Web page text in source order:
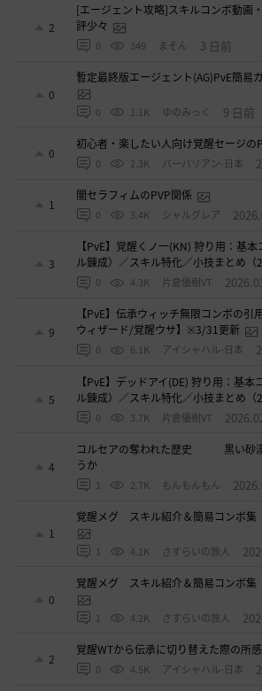
2
[エージェント攻略]スキルコンボ動画
評少々
0 349 まそん 3 日前
0
暫定最終版エージェント(AG)PvE簡易
0 1.1K ゆのみっく 9 日前
0
初心者・楽したい人向け覚醒セージの
0 2.3K バ一バリアン-日本
1
闇セラフィムのPVP関係
0 3.4K シャルグレア
3
【PvE】覚醒くノ一(KN) 狩り用：基
ル錬成）／スキル特化／小技まとめ（
0 4.3K 片倉優樹VT
9
【PvE】伝承ウィッチ無限コンボの
ウィザード/覚醒ウサ】※3/31更新
0 6.1K アイシャハル-日本
5
【PvE】デッドアイ(DE) 狩り用：基
ル錬成）／スキル特化／小技まとめ（
0 3.7K 片倉優樹VT
4
コルセアの奪われた歴史 黒い砂漠
うか
1 2.7K もんもんもん
1
覚醒メグ スキル紹介＆簡易コンボ
1 4.1K さすらいの旅人
0
覚醒メグ スキル紹介＆簡易コンボ
1 4.2K さすらいの旅人
2
覚醒WTから伝承に切り替えた際の所感
0 4.5K アイシャハル-日本